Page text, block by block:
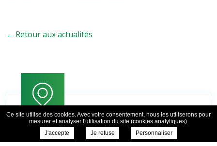
← Retour aux actualités
Ce site utilise des cookies. Avec votre consentement, nous les utiliserons pour
mesurer et analyser l'utilisation du site (cookies analytiques).
J'accepte
Je refuse Personnaliser